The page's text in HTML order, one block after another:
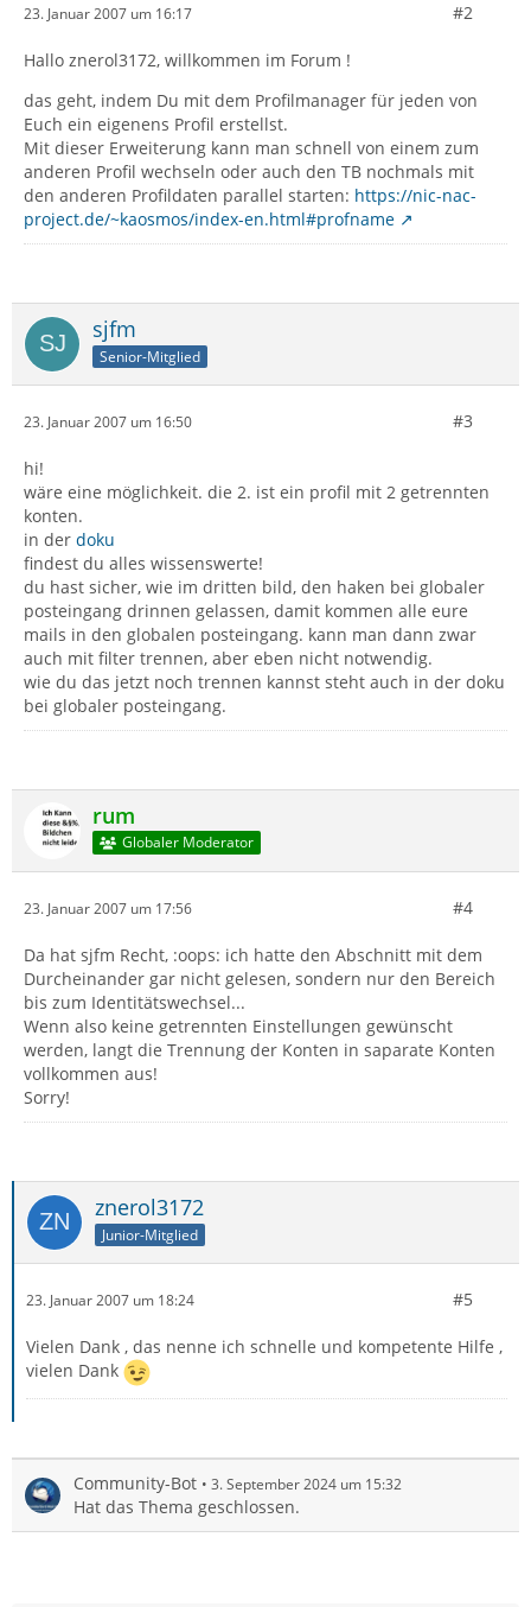
23. Januar 2007 um 16:17 #2
Hallo znerol3172, willkommen im Forum !
das geht, indem Du mit dem Profilmanager für jeden von
Euch ein eigenens Profil erstellst.
Mit dieser Erweiterung kann man schnell von einem zum
anderen Profil wechseln oder auch den TB nochmals mit
den anderen Profildaten parallel starten: https://nic-nac-
project.de/~kaosmos/index-en.html#profname
sjfm
Senior-Mitglied
23. Januar 2007 um 16:50 #3
hi!
wäre eine möglichkeit. die 2. ist ein profil mit 2 getrennten
konten.
in der doku
findest du alles wissenswerte!
du hast sicher, wie im dritten bild, den haken bei globaler
posteingang drinnen gelassen, damit kommen alle eure
mails in den globalen posteingang. kann man dann zwar
auch mit filter trennen, aber eben nicht notwendig.
wie du das jetzt noch trennen kannst steht auch in der doku
bei globaler posteingang.
rum
Globaler Moderator
23. Januar 2007 um 17:56 #4
Da hat sjfm Recht, :oops: ich hatte den Abschnitt mit dem
Durcheinander gar nicht gelesen, sondern nur den Bereich
bis zum Identitätswechsel...
Wenn also keine getrennten Einstellungen gewünscht
werden, langt die Trennung der Konten in saparate Konten
vollkommen aus!
Sorry!
znerol3172
Junior-Mitglied
23. Januar 2007 um 18:24 #5
Vielen Dank , das nenne ich schnelle und kompetente Hilfe ,
vielen Dank
Community-Bot 3. September 2024 um 15:32
Hat das Thema geschlossen.